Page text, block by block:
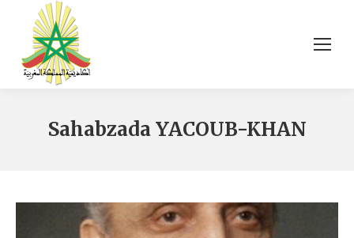
Sahabzada YACOUB-KHAN